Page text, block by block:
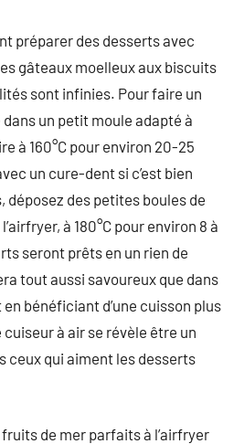
préparer des desserts avec
gâteaux moelleux aux biscuits
sont infinies. Pour faire un
un petit moule adapté à
à 160°C pour environ 20-25
un cure-dent si c’est bien
déposez des petites boules de
à 180°C pour environ 8 à
seront prêts en un rien de
tout aussi savoureux que dans
bénéficiant d’une cuisson plus
à air se révèle être un
ceux qui aiment les desserts
de mer parfaits à l’airfryer